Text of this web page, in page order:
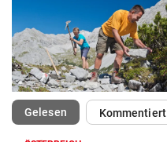
Gelesen(ausgewählt)Kommentiert